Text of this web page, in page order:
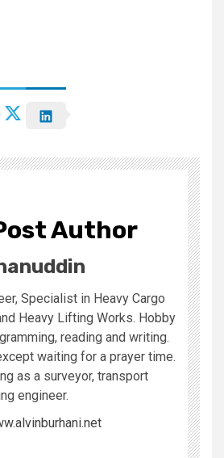
Author
Specialist in Heavy Cargo
Heavy Lifting Works. Hobby
reading and writing.
waiting for a prayer time.
as a surveyor, transport
engineer.